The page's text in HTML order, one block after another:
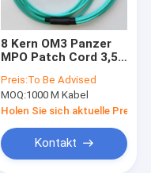
8 Kern OM3 Panzer
MPO Patch Cord 3,5
5,0 mm Aque LSZH
Preis:To Be Advised
MOQ:1000 M Kabel
Holen Sie sich aktuelle Preis
Kontakt